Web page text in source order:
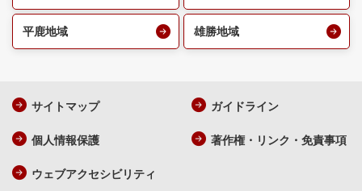
平鹿地域 雄勝地域
サイトマップ ガイドライン
個人情報保護 著作権・リンク・免責事項
ウェブアクセシビリティ